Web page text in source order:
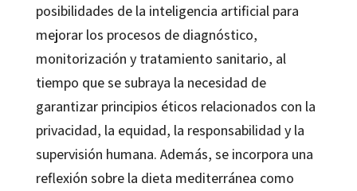
posibilidades de la inteligencia artificial para
mejorar los procesos de diagnóstico,
monitorización y tratamiento sanitario, al
tiempo que se subraya la necesidad de
garantizar principios éticos relacionados con la
privacidad, la equidad, la responsabilidad y la
supervisión humana. Además, se incorpora una
reflexión sobre la dieta mediterránea como